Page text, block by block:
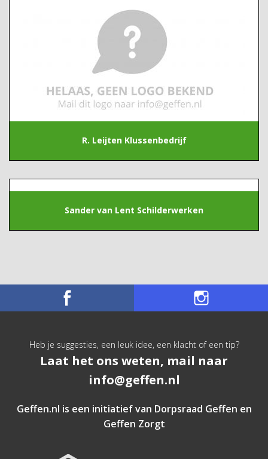
R. Leijten Klussenbedrijf
Sander van Lent Schilderwerken
Heb je suggesties, een leuk idee, een klacht of een tip?
Laat het ons weten, mail naar
info@geffen.nl
Geffen.nl is een initiatief van Dorpsraad Geffen en
Geffen Zorgt